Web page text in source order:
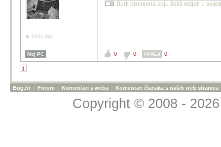
OFFLINE
Budi promjena koju želiš vidjeti u
Moj PC 0 0 HVALA 0
1
Bug.hr » Forum » Komentari s weba » Komentari članaka s naših web stranica
Copyright © 2008 -